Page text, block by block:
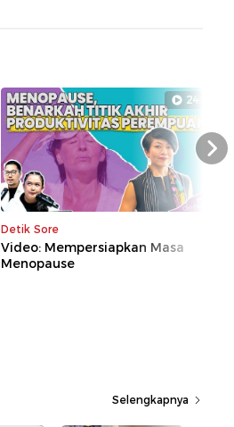
24:01
Detik Sore
Video: Mempersiapkan Masa
Menopause
Next
Selengkapnya